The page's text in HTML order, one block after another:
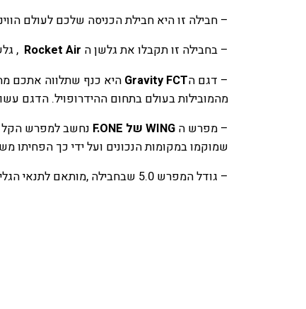
– חבילה זו היא חבילת הכניסה שלכם לעולם
– בחבילה זו תקבלו את גלשן ה
,
– דגם הGravity FCT
מהמובילות בעולם בתחום ההידרופויל. הדגם
– מפרש הWING של F.ONE
נחשב למפרש הקל
שמוקמו במקומות הנכונים ועל ידי כך הפחיתו
– גודל המפרש 5.0 שבחבילה ,מותאם לתנאי הגלישה בישראל ולמשקלים ממוצעים ומעלה.